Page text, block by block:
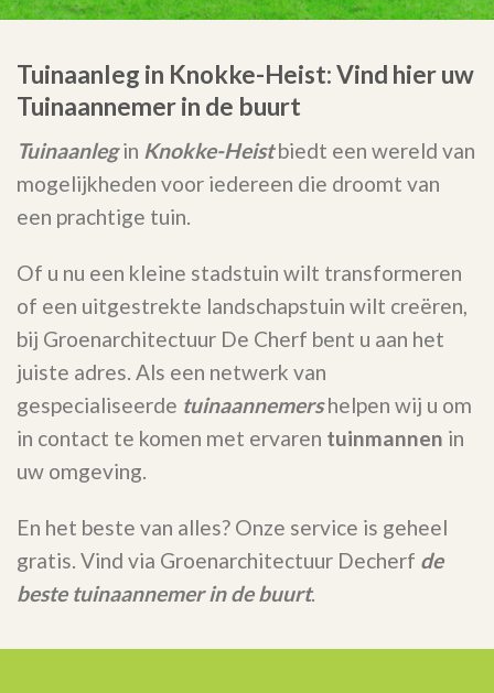
Tuinaanleg in Knokke-Heist: Vind hier uw
Tuinaannemer in de buurt
Tuinaanlegin Knokke-Heistbiedt een wereld van
mogelijkheden voor iedereen die droomt van
een prachtige tuin.
Of u nu een kleine stadstuin wilt transformeren
of een uitgestrekte landschapstuin wilt creëren,
bij Groenarchitectuur De Cherf bent u aan het
juiste adres. Als een netwerk van
gespecialiseerde tuinaannemershelpen wij u om
in contact te komen met ervaren tuinmannen in
uw omgeving.
En het beste van alles? Onze service is geheel
gratis. Vind via Groenarchitectuur Decherf de
beste tuinaannemer in de buurt.